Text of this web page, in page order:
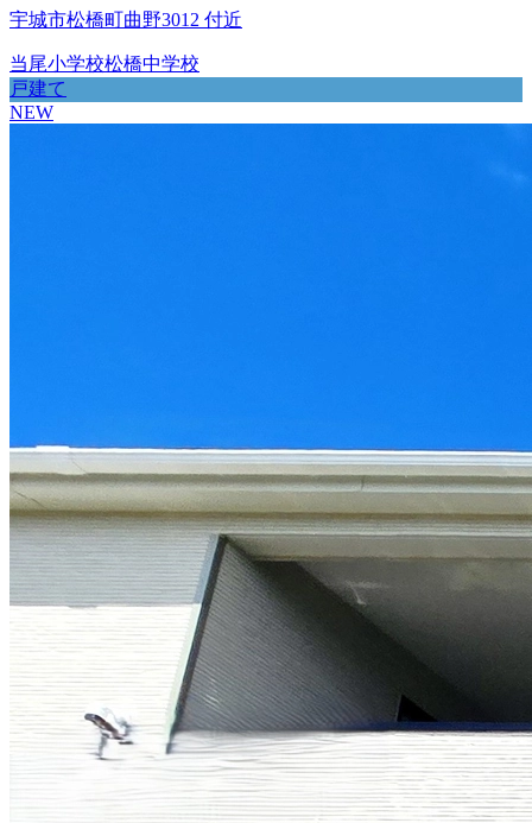
宇城市松橋町曲野3012 付近
当尾小学校松橋中学校
戸建て
NEW